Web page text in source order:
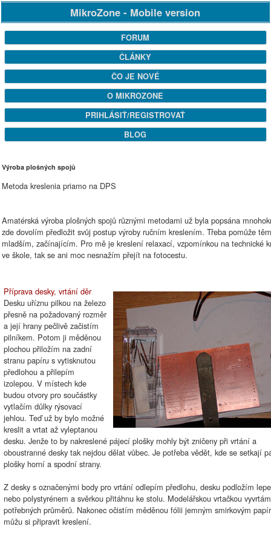
MikroZone - Mobile version
FORUM
ČLÁNKY
ČO JE NOVÉ
O MIKROZONE
PRIHLÁSIŤ/REGISTROVAŤ
BLOG
Výroba plošných spojů
Metoda kreslenia priamo na DPS
Amatérská výroba plošných spojů různými metodami už byla popsána
zde dovolím předložit svůj postup výroby ručním kreslením. Třeba pomůže těm
mladším, začínajícím. Pro mě je kreslení relaxací, vzpomínkou na technické
ve škole, tak se ani moc nesnažím přejít na fotocestu.
Příprava desky, vrtání děr
Desku uříznu pilkou na železo
přesně na požadovaný rozměr
a její hrany pečlivě začistím
pilníkem. Potom ji měděnou
plochou přiložím na zadní
stranu papíru s vytisknutou
předlohou a přilepím
izolepou. V místech kde
budou otvory pro součástky
vytlačím důlky rýsovací
jehlou. Teď už by bylo možné
kreslit a vrtat až vyleptanou
desku. Jenže to by nakreslené pájecí plošky mohly být zničeny při vrtání a
oboustranné desky tak nejdou dělat vůbec. Je potřeba vědět, kde se setkají
plošky horní a spodní strany.
Z desky s označenými body pro vrtání odlepím předlohu, desku podložím
nebo polystyrénem a svěrkou přitáhnu ke stolu. Modelářskou vrtačkou
potřebných průměrů. Nakonec očistím měděnou fólii jemným smirkovým
můžu si připravit kreslení.